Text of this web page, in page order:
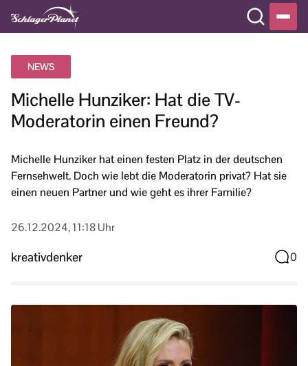
NEWS
Michelle Hunziker: Hat die TV-
Moderatorin einen Freund?
Michelle Hunziker hat einen festen Platz in der deutschen
Fernsehwelt. Doch wie lebt die Moderatorin privat? Hat sie
einen neuen Partner und wie geht es ihrer Familie?
26.12.2024, 11:18 Uhr
kreativdenker 0